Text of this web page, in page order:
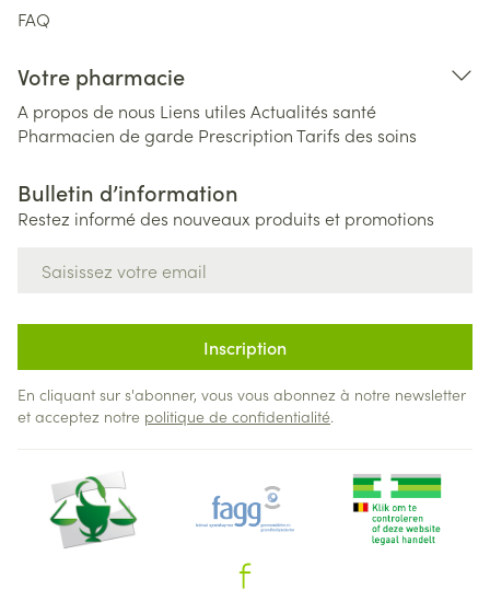
FAQ
Votre pharmacie
A propos de nous Liens utiles Actualités santé
Pharmacien de garde PrescriptionTarifs des soins
Bulletin d’information
Restez informé des nouveaux produits et promotions
Inscription
En cliquant sur s'abonner, vous vous abonnez à notre newsletter
et acceptez notre politique de confidentialité.